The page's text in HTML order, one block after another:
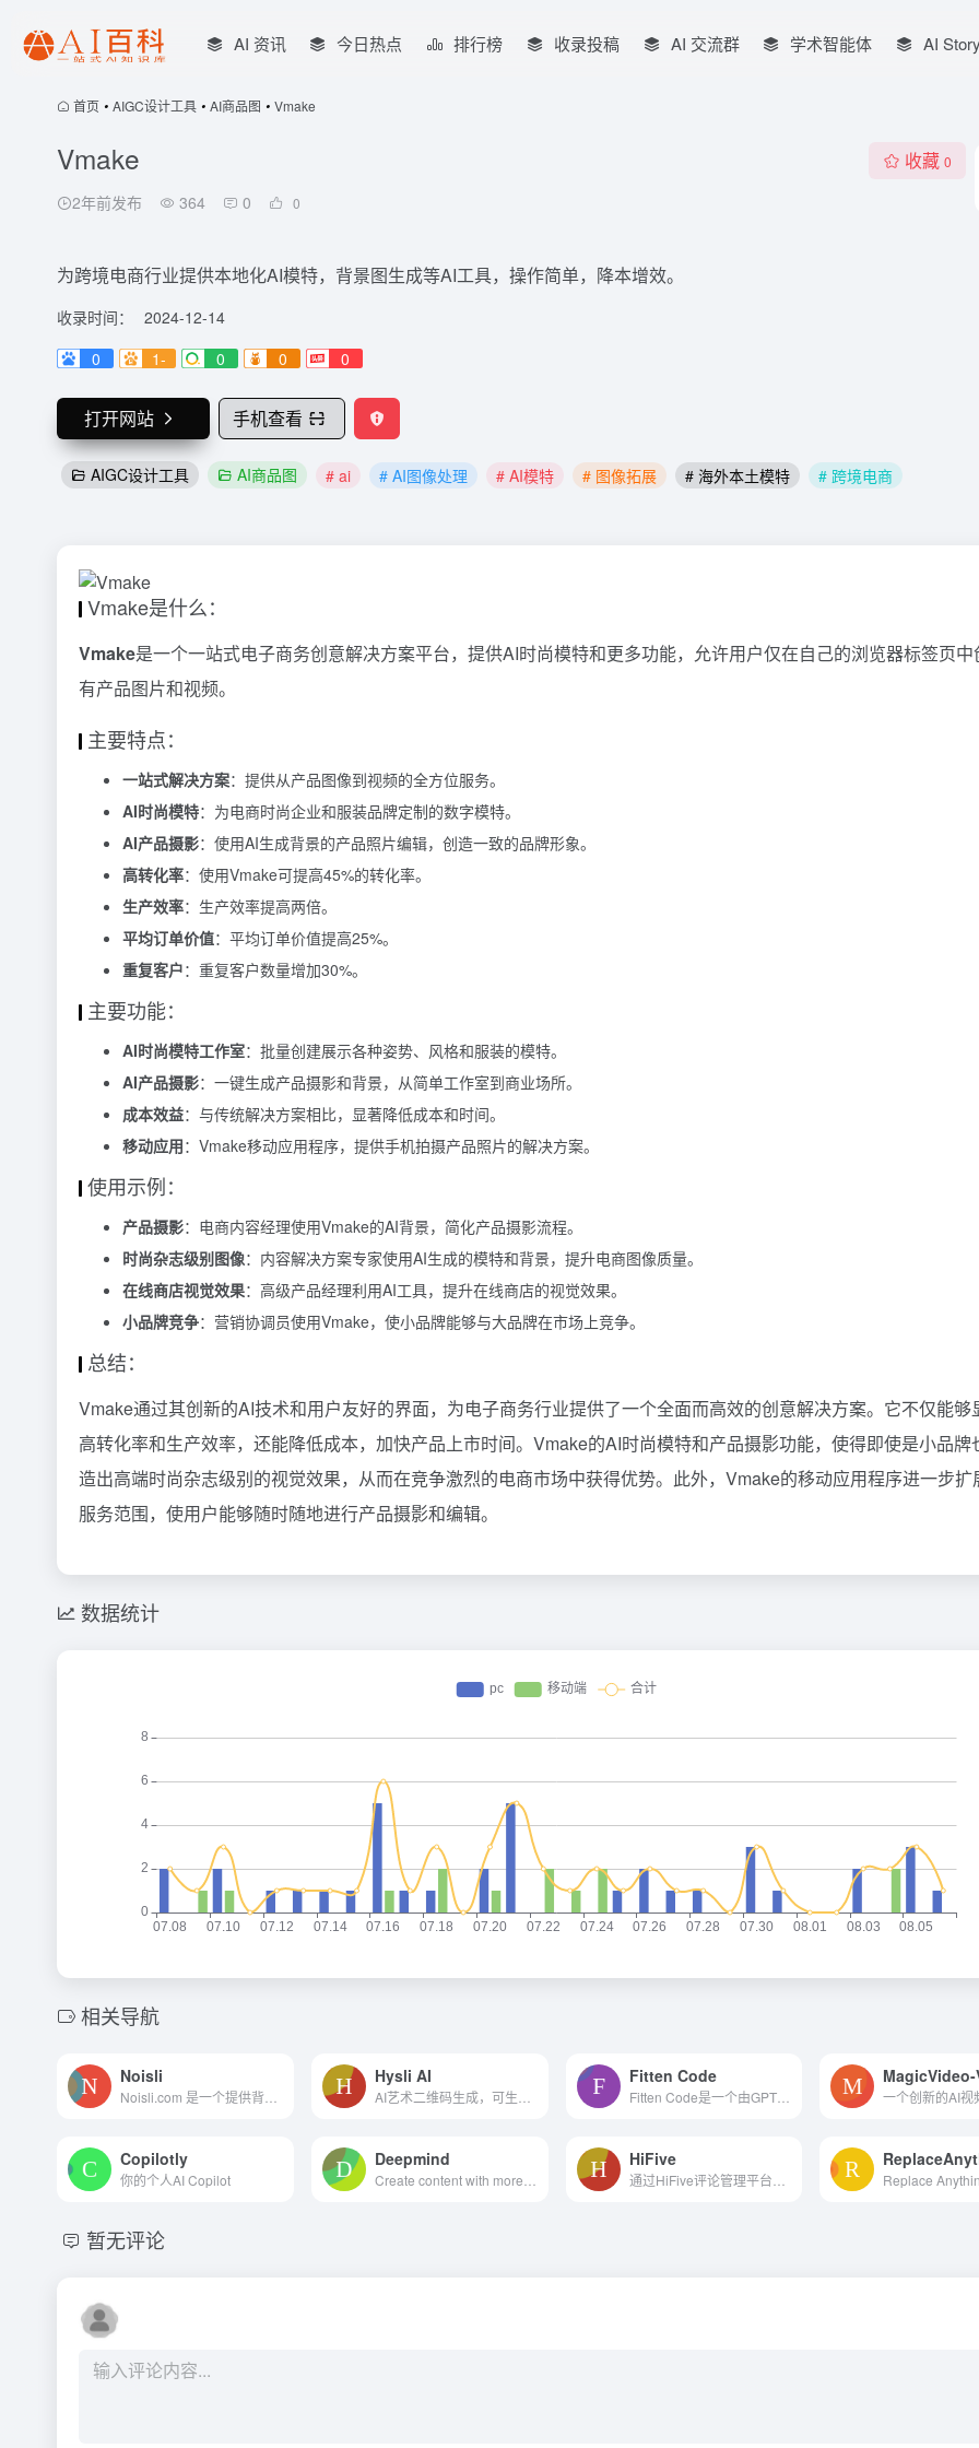
AI 资讯 今日热点 排行榜 收录投稿 AI 交流群 学术智能体 AI
首页 • AIGC设计工具 • AI商品图 • Vmake
Vmake
2年前发布 364 0 0
收藏 0
为跨境电商行业提供本地化AI模特，背景图生成等AI工具，操作简单，降本增效。
收录时间：
2024-12-14
0
1- 0 0 0
打开网站 手机查看
AIGC设计工具 AI商品图 # ai # AI图像处理 # AI模特 # 图像拓展 # 海外本土模特 # 跨境电商
Vmake是什么：
Vmake是一个一站式电子商务创意解决方案平台，提供AI时尚模特和更多功能，允许用户仅在自己的浏览器标签页中
有产品图片和视频。
主要特点：
一站式解决方案：提供从产品图像到视频的全方位服务。
AI时尚模特：为电商时尚企业和服装品牌定制的数字模特。
AI产品摄影：使用AI生成背景的产品照片编辑，创造一致的品牌形象。
高转化率：使用Vmake可提高45%的转化率。
生产效率：生产效率提高两倍。
平均订单价值：平均订单价值提高25%。
重复客户：重复客户数量增加30%。
主要功能：
AI时尚模特工作室：批量创建展示各种姿势、风格和服装的模特。
AI产品摄影：一键生成产品摄影和背景，从简单工作室到商业场所。
成本效益：与传统解决方案相比，显著降低成本和时间。
移动应用：Vmake移动应用程序，提供手机拍摄产品照片的解决方案。
使用示例：
产品摄影：电商内容经理使用Vmake的AI背景，简化产品摄影流程。
时尚杂志级别图像：内容解决方案专家使用AI生成的模特和背景，提升电商图像质量。
在线商店视觉效果：高级产品经理利用AI工具，提升在线商店的视觉效果。
小品牌竞争：营销协调员使用Vmake，使小品牌能够与大品牌在市场上竞争。
总结：
Vmake通过其创新的AI技术和用户友好的界面，为电子商务行业提供了一个全面而高效的创意解决方案。它不仅能够
高转化率和生产效率，还能降低成本，加快产品上市时间。Vmake的AI时尚模特和产品摄影功能，使得即使是小品牌
造出高端时尚杂志级别的视觉效果，从而在竞争激烈的电商市场中获得优势。此外，Vmake的移动应用程序进一步扩
服务范围，使用户能够随时随地进行产品摄影和编辑。
数据统计
相关导航
Noisli Hysli AI Fitten Code
Fitten Code是一个由GPT驱动的代码生成和补全工具。它支持80多种编程语言，包括Python、Javascript、Typescript、Java等，旨在提高编码效率和减少手动编写时间，让编码更轻松。Fit...
MagicVideo-
Copilotly
你的个人AI Copilot
Deepmind HiFive
暂无评论